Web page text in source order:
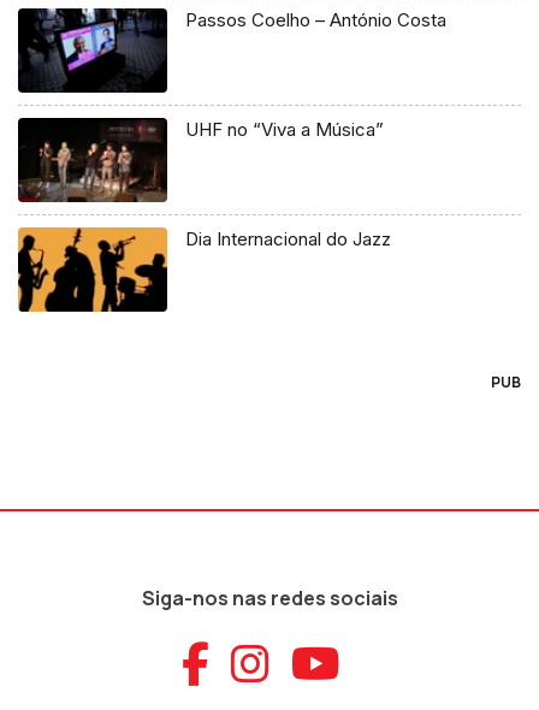
Passos Coelho – António Costa
UHF no “Viva a Música”
Dia Internacional do Jazz
PUB
Siga-nos nas redes sociais
Aceder ao
Aceder ao
Aceder